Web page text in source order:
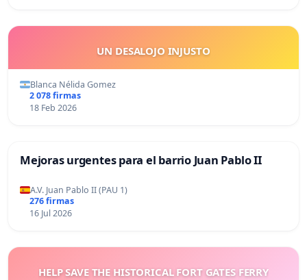
UN DESALOJO INJUSTO
Blanca Nélida Gomez
2 078 firmas
18 Feb 2026
Mejoras urgentes para el barrio Juan Pablo II
A.V. Juan Pablo II (PAU 1)
276 firmas
16 Jul 2026
HELP SAVE THE HISTORICAL FORT GATES FERRY